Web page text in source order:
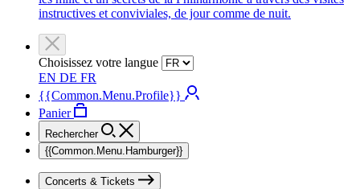
instructives et conviviales, de jour comme de nuit.
Choisissez votre langue
EN DE FR
{{Common.Menu.Profile}}
Panier
Rechercher
{{Common.Menu.Hamburger}}
Concerts & Tickets